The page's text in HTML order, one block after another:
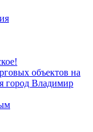
объектов на
город Владимир